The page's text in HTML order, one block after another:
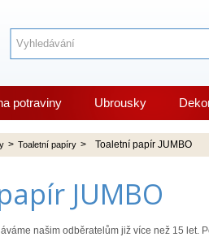
potraviny Ubrousky
> Toaletní papíry > Toaletní papír JUMBO
JUMBO
našim odběratelům již více než 15 let.